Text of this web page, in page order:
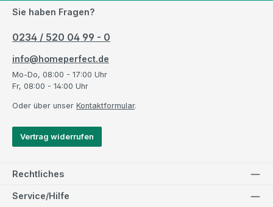
Sie haben Fragen?
0234 / 520 04 99 - 0
info@homeperfect.de
Mo-Do, 08:00 - 17:00 Uhr
Fr, 08:00 - 14:00 Uhr
Oder über unser Kontaktformular.
Vertrag widerrufen
Rechtliches
Service/Hilfe